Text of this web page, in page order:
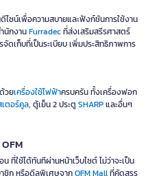
ไซน์เพื่อความสบายและฟังก์ชันการใช้งาน
นักงานFurradecที่ส่งเสริมสรีรศาสตร์
จัดเก็บที่เป็นระเบียบ เพิ่มประสิทธิภาพการ
วยเครื่องใช้ไฟฟ้าครบครัน ทั้งเครื่องฟอก
เตอร์คูล, ตู้เย็น 2 ประตูSHARPและอื่นๆ
ที่ใช้ได้ทันทีผ่านหน้าเว็บไซต์ ไม่ว่าจะเป็น
ชิก หรือดีลพิเศษจากOFM Mallที่คัดสรร